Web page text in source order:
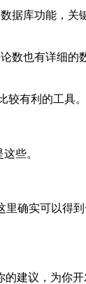
据库功能，关
数也有详细的
有利的工具。
些。
里确实可以得
建议，为你开